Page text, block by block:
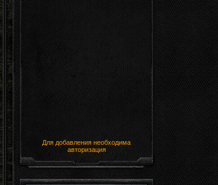
Для добавления необходима
авторизация